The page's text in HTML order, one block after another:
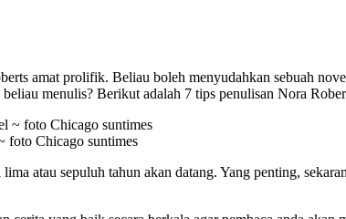
amat prolifik. Beliau boleh menyudahkan sebuah
menulis? Berikut adalah 7 tips penulisan Nora
foto Chicago suntimes
atau sepuluh tahun akan datang. Yang penting,